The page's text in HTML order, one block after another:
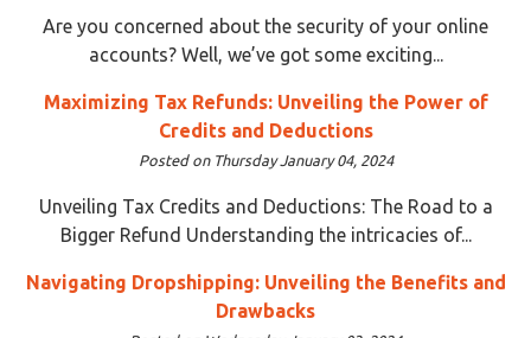
Are you concerned about the security of your online
accounts? Well, we’ve got some exciting...
Maximizing Tax Refunds: Unveiling the Power of
Credits and Deductions
Posted on Thursday January 04, 2024
Unveiling Tax Credits and Deductions: The Road to a
Bigger Refund Understanding the intricacies of...
Navigating Dropshipping: Unveiling the Benefits and
Drawbacks